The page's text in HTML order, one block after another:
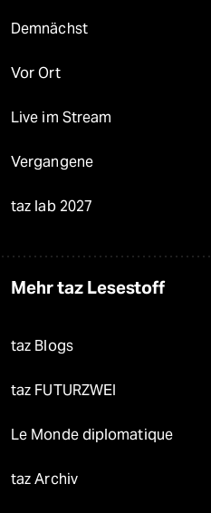
Demnächst
Vor Ort
Live im Stream
Vergangene
taz lab 2027
Mehr taz Lesestoff
taz Blogs
taz FUTURZWEI
Le Monde diplomatique
taz Archiv